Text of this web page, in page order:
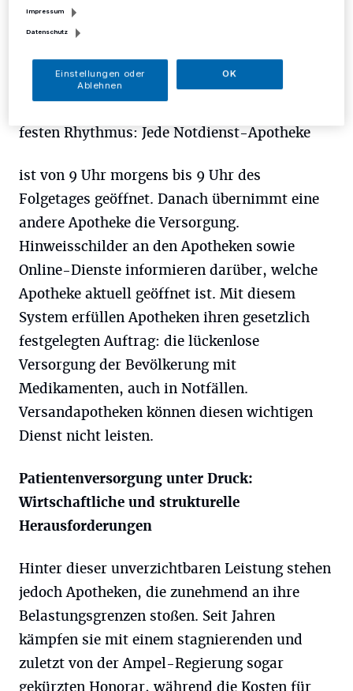
dringend Arzneimittel benötigt, findet diese in
einer diensthabenden Apotheke vor Ort“,
versichert Inge Funke, Pressesprecherin der
Apotheker in Mettmann, Ratingen und Velbert.
festen Rhythmus: Jede Notdienst-Apotheke
ist von 9 Uhr morgens bis 9 Uhr des
Folgetages geöffnet. Danach übernimmt eine
andere Apotheke die Versorgung.
Hinweisschilder an den Apotheken sowie
Online-Dienste informieren darüber, welche
Apotheke aktuell geöffnet ist. Mit diesem
System erfüllen Apotheken ihren gesetzlich
festgelegten Auftrag: die lückenlose
Versorgung der Bevölkerung mit
Medikamenten, auch in Notfällen.
Versandapotheken können diesen wichtigen
Dienst nicht leisten.
Patientenversorgung unter Druck:
Wirtschaftliche und strukturelle
Herausforderungen
Hinter dieser unverzichtbaren Leistung stehen
jedoch Apotheken, die zunehmend an ihre
Belastungsgrenzen stoßen. Seit Jahren
kämpfen sie mit einem stagnierenden und
zuletzt von der Ampel-Regierung sogar
gekürzten Honorar, während die Kosten für
Impressum
Datenschutz
Einstellungen oder
Ablehnen
OK